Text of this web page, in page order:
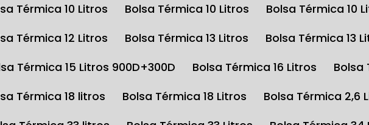
Térmica 10 Litros Bolsa Térmica 10 Litros
Bolsa Térmica 10
Térmica 12 Litros Bolsa Térmica 13 Litros
Bolsa Térmica 13
Térmica 15 Litros 900D+300D Bolsa Térmica 16 Litros
Térmica 18 litros Bolsa Térmica 18 Litros
Bolsa Térmica 2,6